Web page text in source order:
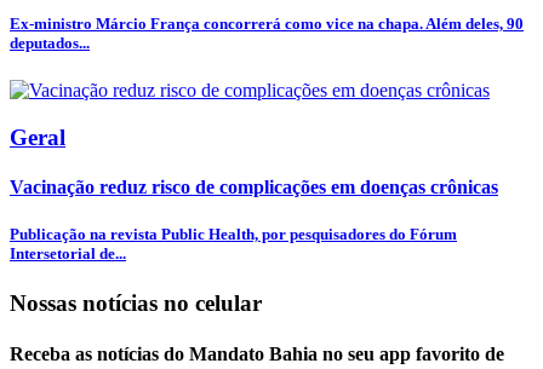
Ex-ministro Márcio França concorrerá como vice na chapa. Além deles, 90
deputados...
Geral
Vacinação reduz risco de complicações em doenças crônicas
Publicação na revista Public Health, por pesquisadores do Fórum
Intersetorial de...
Nossas notícias no celular
Receba as notícias do Mandato Bahia no seu app favorito de